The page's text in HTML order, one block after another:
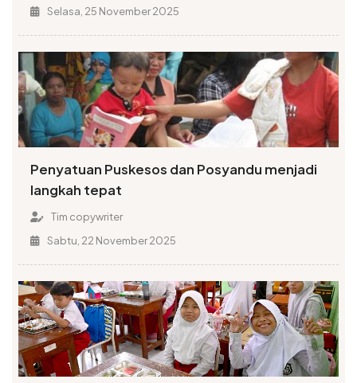
Selasa, 25 November 2025
Penyatuan Puskesos dan Posyandu menjadi
langkah tepat
Tim copywriter
Sabtu, 22 November 2025